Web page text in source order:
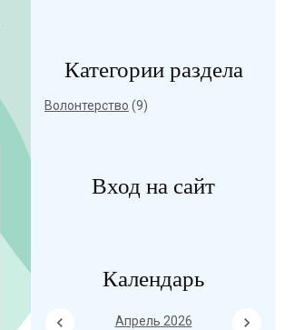
Категории раздела
Волонтерство (9)
Вход на сайт
Календарь
Апрель 2026